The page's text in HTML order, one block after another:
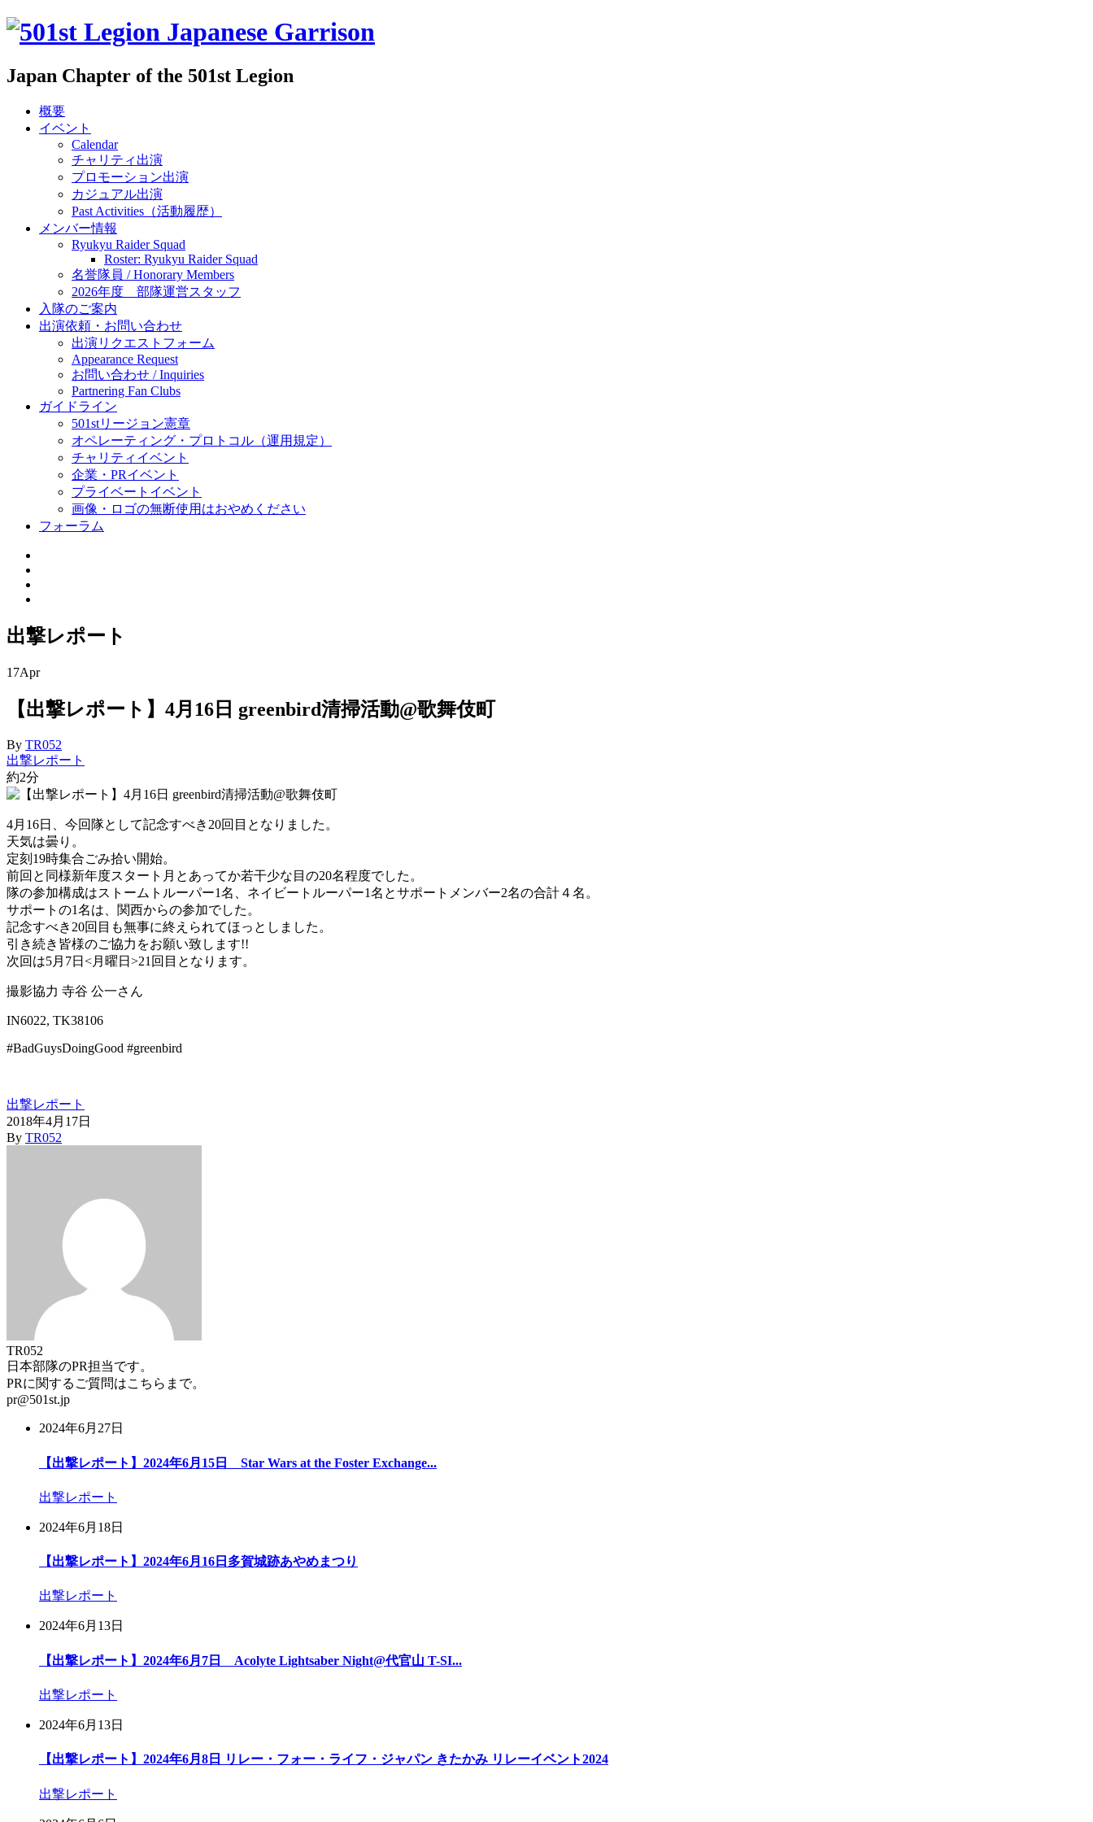
Japan Chapter of the 501st Legion
概要
イベント
Calendar
チャリティ出演
プロモーション出演
カジュアル出演
Past Activities（活動履歴）
メンバー情報
Ryukyu Raider Squad
Roster: Ryukyu Raider Squad
名誉隊員 / Honorary Members
2026年度 部隊運営スタッフ
入隊のご案内
出演依頼・お問い合わせ
出演リクエストフォーム
Appearance Request
お問い合わせ / Inquiries
Partnering Fan Clubs
ガイドライン
501stリージョン憲章
オペレーティング・プロトコル（運用規定）
チャリティイベント
企業・PRイベント
プライベートイベント
画像・ロゴの無断使用はおやめください
フォーラム
出撃レポート
17Apr
【出撃レポート】4月16日 greenbird清掃活動@歌舞伎町
By TR052
出撃レポート
約2分
4月16日、今回隊として記念すべき20回目となりました。
天気は曇り。
定刻19時集合ごみ拾い開始。
前回と同様新年度スタート月とあってか若干少な目の20名程度でした。
隊の参加構成はストームトルーパー1名、ネイビートルーパー1名とサポートメンバー2名の合計４名。
サポートの1名は、関西からの参加でした。
記念すべき20回目も無事に終えられてほっとしました。
引き続き皆様のご協力をお願い致します!!
次回は5月7日<月曜日>21回目となります。
撮影協力 寺谷 公一さん
IN6022, TK38106
#BadGuysDoingGood #greenbird
出撃レポート
2018年4月17日
By TR052
TR052
日本部隊のPR担当です。
PRに関するご質問はこちらまで。
pr@501st.jp
2024年6月27日
【出撃レポート】2024年6月15日 Star Wars at the Foster Exchange...
出撃レポート
2024年6月18日
【出撃レポート】2024年6月16日多賀城跡あやめまつり
出撃レポート
2024年6月13日
【出撃レポート】2024年6月7日 Acolyte Lightsaber Night@代官山 T-SI...
出撃レポート
2024年6月13日
【出撃レポート】2024年6月8日 リレー・フォー・ライフ・ジャパン きたかみ リレーイベント2024
出撃レポート